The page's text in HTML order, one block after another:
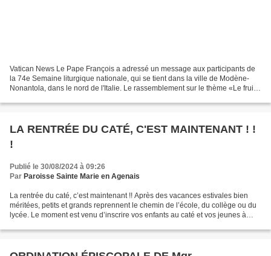
Vatican News Le Pape François a adressé un message aux participants de
la 74e Semaine liturgique nationale, qui se tient dans la ville de Modène-
Nonantola, dans le nord de l'Italie. Le rassemblement sur le thème «Le fruit
LA RENTRÉE DU CATÉ, C'EST MAINTENANT ! !
!
Publié le 30/08/2024 à 09:26
Par Paroisse Sainte Marie en Agenais
La rentrée du caté, c’est maintenant !! Après des vacances estivales bien
méritées, petits et grands reprennent le chemin de l’école, du collège ou du
lycée. Le moment est venu d’inscrire vos enfants au caté et vos jeunes à